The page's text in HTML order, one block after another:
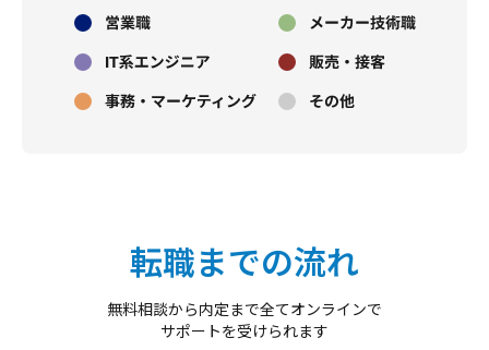
転職までの流れ
無料相談から内定まで全てオンラインで
サポートを受けられます